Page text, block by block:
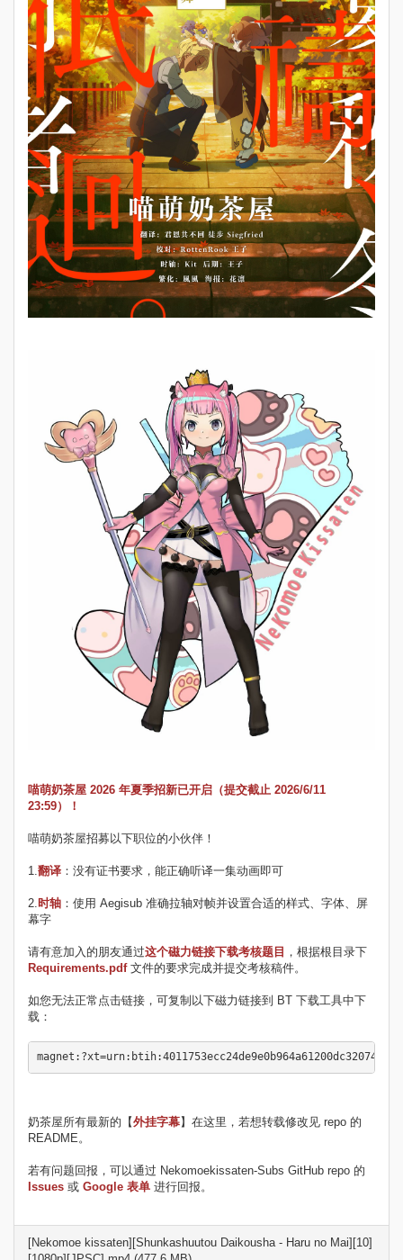
喵萌奶茶屋 2026 年夏季招新已开启（提交截止 2026/6/11
23:59）！
喵萌奶茶屋招募以下职位的小伙伴！
1. 翻译 ：没有证书要求，能正确听译一集动画即可
2. 时轴 ：使用 Aegisub 准确拉轴对帧并设置合适的样式、字体、屏
幕字
请有意加入的朋友通过这个磁力链接下载考核题目 ，根据根目录下
Requirements.pdf文件的要求完成并提交考核稿件。
如您无法正常点击链接，可复制以下磁力链接到 BT 下载工具中下
载：
奶茶屋所有最新的【外挂字幕】在这里，若想转载修改见 repo 的
README。
若有问题回报，可以通过 Nekomoekissaten-Subs GitHub repo 的
Issues 或 Google 表单 进行回报。
[Nekomoe kissaten][Shunkashuutou Daikousha - Haru no Mai][10]